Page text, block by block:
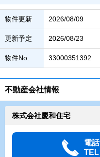
物件更新 2026/08/09
更新予定 2026/08/23
物件No. 33000351392
不動産会社情報
株式会社慶和住宅
電
TEL